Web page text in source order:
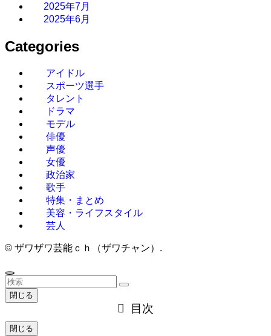
2025年7月
2025年6月
Categories
アイドル
スポーツ選手
タレント
ドラマ
モデル
俳優
声優
女優
政治家
歌手
特集・まとめ
美容・ライフスタイル
芸人
© ザワザワ芸能ｃｈ（ザワチャン）.
閉じる
目次
閉じる